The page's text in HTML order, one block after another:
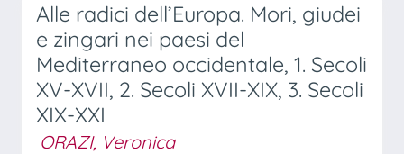
Alle radici dell’Europa. Mori, giudei
e zingari nei paesi del
Mediterraneo occidentale, 1. Secoli
XV-XVII, 2. Secoli XVII-XIX, 3. Secoli
XIX-XXI
ORAZI, Veronica